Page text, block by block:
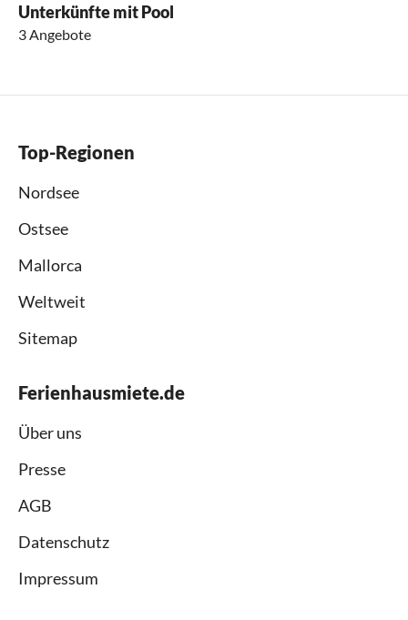
Unterkünfte mit Pool
3 Angebote
Top-Regionen
Nordsee
Ostsee
Mallorca
Weltweit
Sitemap
Ferienhausmiete.de
Über uns
Presse
AGB
Datenschutz
Impressum